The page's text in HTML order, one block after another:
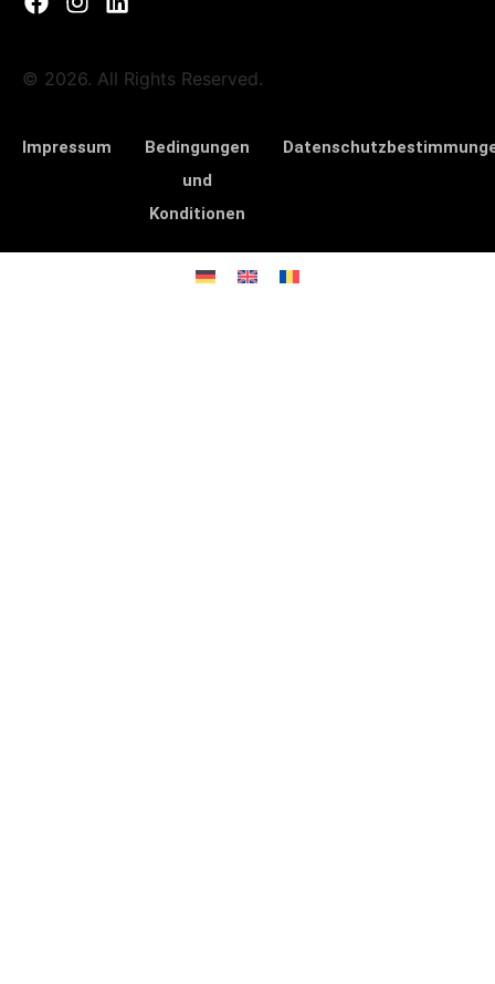
© 2026. All Rights Reserved.
Impressum
Bedingungen
und
Konditionen